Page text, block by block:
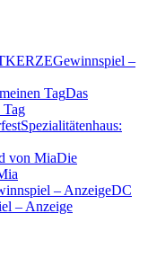
Gewinnspiel –
Das
Tag
Spezialitätenhaus:
Die
DC
– Anzeige